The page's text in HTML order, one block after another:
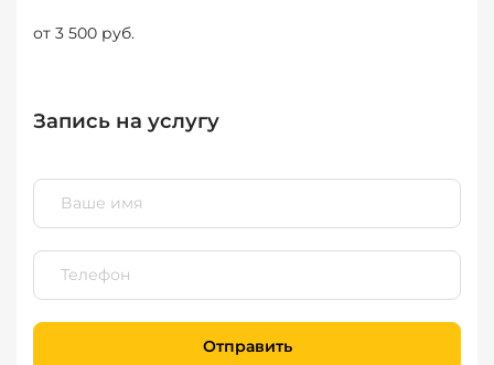
от 3 500 руб.
Запись на услугу
Отправить